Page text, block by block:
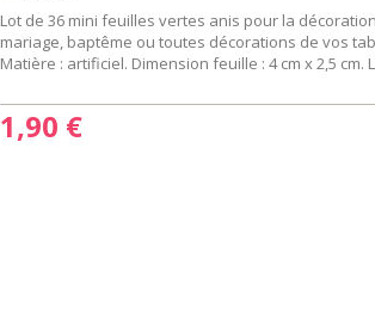
Lot de 36 mini feuilles vertes anis pour la
mariage, baptême ou toutes décorations de vos
Matière : artificiel. Dimension feuille : 4 cm x 2,5 cm.
1,90 €